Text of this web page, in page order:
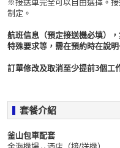
※接送車完全可以自由選擇。
制定。
航班信息（預定接送機必填）
特殊要求等，需在預約時在說
訂單修改及取消至少提前3個工
套餐介紹
釜山包車配套